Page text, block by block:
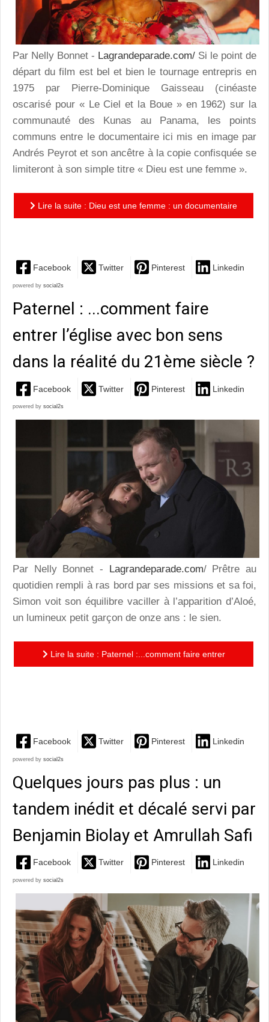
Par Nelly Bonnet - Lagrandeparade.com/ Si le point de
départ du film est bel et bien le tournage entrepris en
1975 par Pierre-Dominique Gaisseau (cinéaste
oscarisé pour « Le Ciel et la Boue » en 1962) sur la
communauté des Kunas au Panama, les points
communs entre le documentaire ici mis en image par
Andrés Peyrot et son ancêtre à la copie confisquée se
limiteront à son simple titre « Dieu est une femme ».
Lire la suite : Dieu est une femme : un documentaire
Facebook Twitter Pinterest Linkedin
powered by social2s
Paternel : ...comment faire
entrer l’église avec bon sens
dans la réalité du 21ème siècle ?
Facebook Twitter Pinterest Linkedin
powered by social2s
Par Nelly Bonnet - Lagrandeparade.com/ Prêtre au
quotidien rempli à ras bord par ses missions et sa foi,
Simon voit son équilibre vaciller à l’apparition d’Aloé,
un lumineux petit garçon de onze ans : le sien.
Lire la suite : Paternel :...comment faire entrer
Facebook Twitter Pinterest Linkedin
powered by social2s
Quelques jours pas plus : un
tandem inédit et décalé servi par
Benjamin Biolay et Amrullah Safi
Facebook Twitter Pinterest Linkedin
powered by social2s